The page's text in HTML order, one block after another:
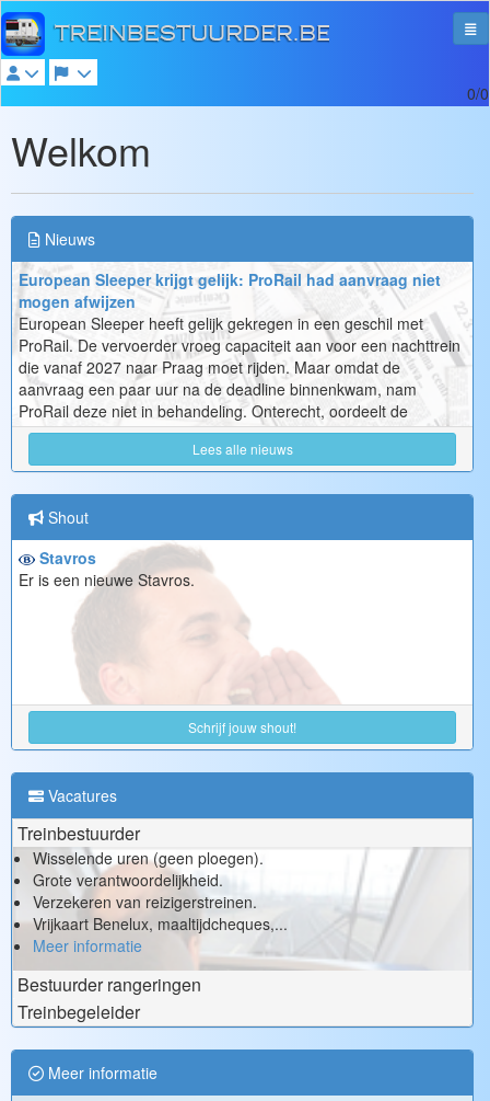
0/0
Welkom
Nieuws
European Sleeper krijgt gelijk: ProRail had aanvraag niet
mogen afwijzen
European Sleeper heeft gelijk gekregen in een geschil met
ProRail. De vervoerder vroeg capaciteit aan voor een nachttrein
die vanaf 2027 naar Praag moet rijden. Maar omdat de
aanvraag een paar uur na de deadline binnenkwam, nam
ProRail deze niet in behandeling. Onterecht, oordeelt de
Autoriteit Cons...
Lees alle nieuws
Shout
Stavros
Er is een nieuwe Stavros.
Schrijf jouw shout!
Vacatures
Treinbestuurder
Wisselende uren (geen ploegen).
Grote verantwoordelijkheid.
Verzekeren van reizigerstreinen.
Vrijkaart Benelux, maaltijdcheques,...
Meer informatie
Bestuurder rangeringen
Treinbegeleider
Meer informatie